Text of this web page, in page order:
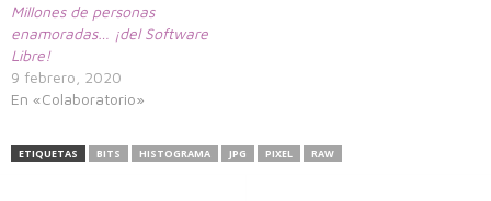
Millones de personas
enamoradas… ¡del Software
Libre!
9 febrero, 2020
En «Colaboratorio»
ETIQUETAS BITS HISTOGRAMA JPG PIXEL RAW